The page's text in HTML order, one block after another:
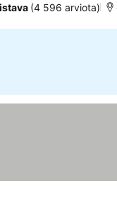
(4 596 arviota)